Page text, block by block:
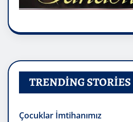
TRENDING STORIES
Çocuklar İmtihanımız